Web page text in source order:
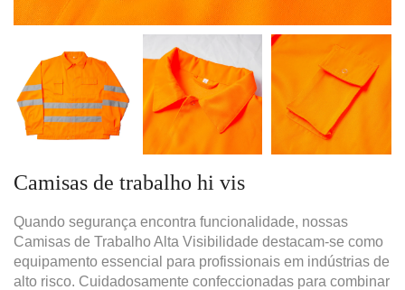
Camisas de trabalho hi vis
Quando segurança encontra funcionalidade, nossas
Camisas de Trabalho Alta Visibilidade destacam-se como
equipamento essencial para profissionais em indústrias de
alto risco. Cuidadosamente confeccionadas para combinar